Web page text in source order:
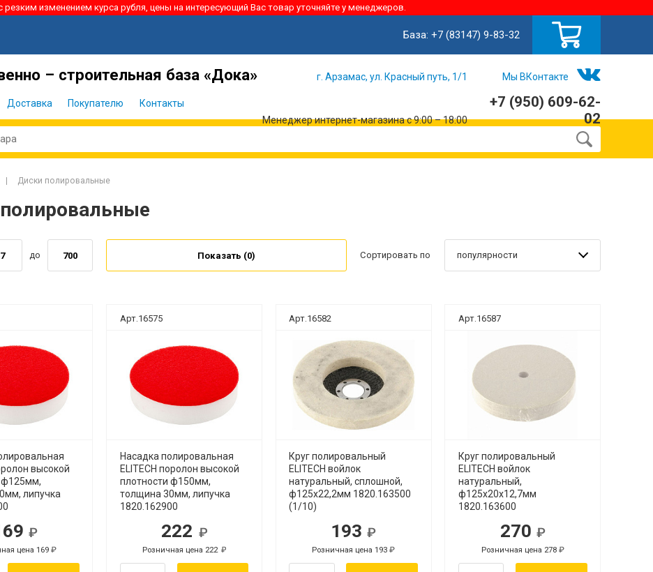
резким изменением курса рубля, цены на интересующий Вас товар уточняйте у менеджеров.
База: +7 (83147) 9-83-32
– строительная база «Дока»
Доставка Покупателю Контакты
г. Арзамас, ул. Красный путь, 1/1 Мы ВКонтакте
Менеджер интернет-магазина с 9:00 – 18:00
+7 (950) 609-62-
02
Диски полировальные
до Показать (0) Сортировать по популярности
высокой
ф125мм,
липучка
цена 169
Арт.16575
Насадка полировальная
ELITECH поролон высокой
плотности ф150мм,
толщина 30мм, липучка
1820.162900
222
Розничная цена 222
Арт.16582
Круг полировальный
ELITECH войлок
натуральный, сплошной,
ф125х22,2мм 1820.163500
(1/10)
193
руб.
Розничная цена 193
руб.
Арт.16587
Круг полировальный
ELITECH войлок
натуральный,
ф125х20х12,7мм
1820.163600
270
руб.
Розничная цена 278
руб.